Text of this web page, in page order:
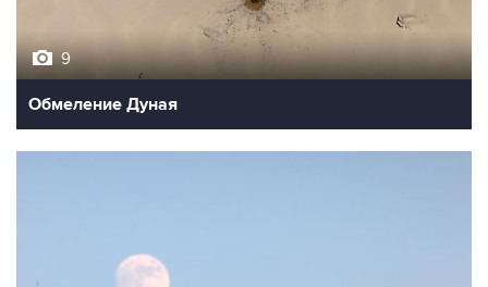
9
Обмеление Дуная